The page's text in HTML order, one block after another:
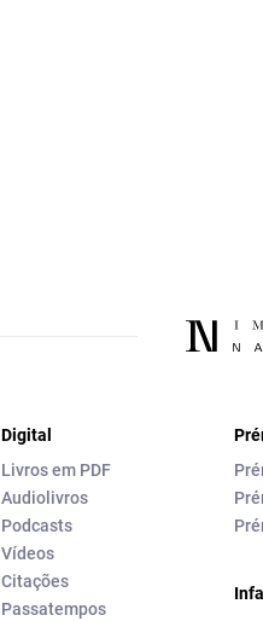
Digital
Livros em PDF
Audiolivros
Podcasts
Vídeos
Citações
Passatempos